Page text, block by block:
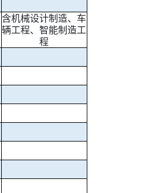
含机械设计制造、车
辆工程、智能制造工
程